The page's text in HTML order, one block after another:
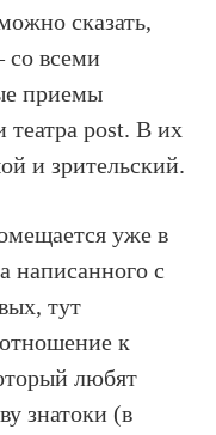
сказать,
со всеми
приемы
театра post. В их
и зрительский.
уже в
написанного с
тут
к
любят
знатоки (в